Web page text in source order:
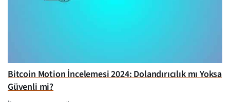
Bitcoin Motion İncelemesi 2024: Dolandırıcılık mı Yoksa
Güvenli mi?